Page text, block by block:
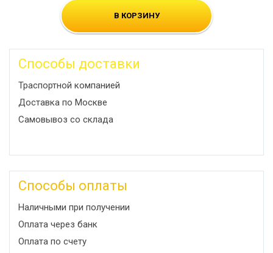
В КОРЗИНУ
Способы доставки
Траспортной компанией
Доставка по Москве
Самовывоз со склада
Способы оплаты
Наличными при получении
Оплата через банк
Оплата по счету